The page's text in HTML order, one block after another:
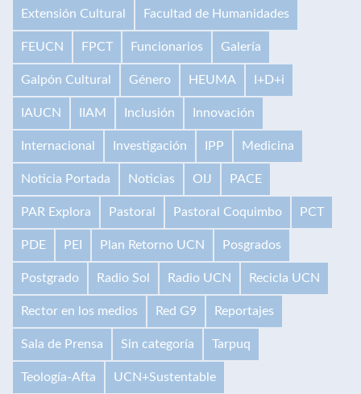
Extensión Cultural Facultad de Humanidades
FEUCN FPCT Funcionarios Galería
Galpón Cultural Género HEUMA I+D+i
IAUCN IIAM Inclusión Innovación
Internacional Investigación IPP Medicina
Noticia Portada Noticias OIJ PACE
PAR Explora Pastoral Pastoral Coquimbo PCT
PDE PEI Plan Retorno UCN Posgrados
Postgrado Radio Sol Radio UCN Recicla UCN
Rector en los medios Red G9 Reportajes
Sala de Prensa Sin categoría Tarpuq
Teología-Afta UCN+Sustentable